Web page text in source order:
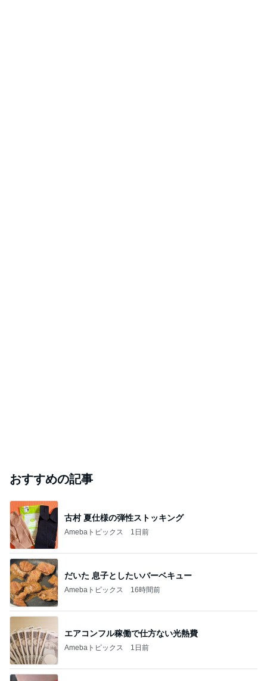
おすすめの記事
古村 夏仕様の弾性ストッキング
Amebaトピックス 1日前
だいた 息子としたいバーベキュー
Amebaトピックス 16時間前
エアコンフル稼働で仕方ない光熱費
Amebaトピックス 1日前